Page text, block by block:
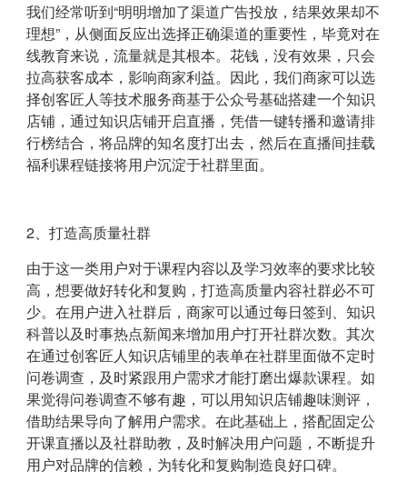
我们经常听到“明明增加了渠道广告投放，结果效果却不
理想”，从侧面反应出选择正确渠道的重要性，毕竟对在
线教育来说，流量就是其根本。花钱，没有效果，只会
拉高获客成本，影响商家利益。 因此，我们商家可以选
择创客匠人等技术服务商基于公众号基础搭建一个知识
店铺，通过知识店铺开启直播，凭借一键转播和邀请排
行榜结合，将品牌的知名度打出去，然后在直播间挂载
福利课程链接将用户沉淀于社群里面。
2、打造高质量社群
由于这一类用户对于课程内容以及学习效率的要求比较
高，想要做好转化和复购，打造高质量内容社群必不可
少。在用户进入社群后，商家可以通过每日签到、知识
科普以及时事热点新闻来增加用户打开社群次数。其次
在通过创客匠人知识店铺里的表单在社群里面做不定时
问卷调查，及时紧跟用户需求才能打磨出爆款课程。如
果觉得问卷调查不够有趣，可以用知识店铺趣味测评，
借助结果导向了解用户需求。在此基础上，搭配固定公
开课直播以及社群助教，及时解决用户问题，不断提升
用户对品牌的信赖，为转化和复购制造良好口碑。